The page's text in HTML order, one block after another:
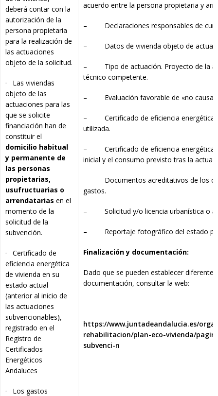
deberá contar con la
autorización de la
persona propietaria
para la realización de
las actuaciones
objeto de la solicitud.
· Las viviendas
objeto de las
actuaciones para las
que se solicite
financiación han de
constituir el
domicilio habitual
y permanente de
las personas
propietarias,
usufructuarias o
arrendatarias en el
momento de la
solicitud de la
subvención.
· Certificado de
eficiencia energética
de vivienda en su
estado actual
(anterior al inicio de
las actuaciones
subvencionables),
registrado en el
Registro de
Certificados
Energéticos
Andaluces
· Los gastos
acuerdo entre la persona propietaria y
– Declaraciones responsables de
– Datos de vivienda objeto de
– Tipo de actuación. Proyecto de la
técnico competente.
– Evaluación favorable de «no causar
– Certificado de eficiencia energética
utilizada.
– Certificado de eficiencia energética
inicial y el consumo previsto tras la
– Documentos acreditativos de los
gastos.
– Solicitud y/o licencia urbanística o
– Reportaje fotográfico del estado
Finalización y documentación:
Dado que se pueden establecer
documentación, consultar la web:
https://www.juntadeandalucia.es/
rehabilitacion/plan-eco-vivienda/
subvenci-n